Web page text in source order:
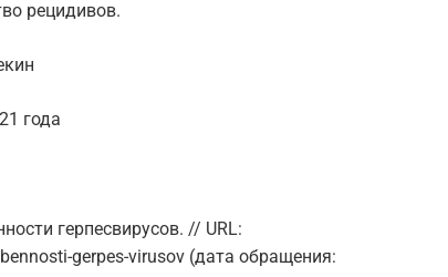
рецидивов.
года
герпесвирусов. // URL:
gerpes-virusov (дата обращения: